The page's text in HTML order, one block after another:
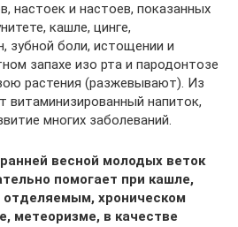
настоек и настоев, показанных
кашле, цинге,
зубной боли, истощении и
запахе изо рта и пародонтозе
растения (разжевывают). Из
витаминизированный напиток,
многих заболеваний.
весной молодых веток
помогает при кашле,
отделяемым, хроническом
метеоризме, в качестве